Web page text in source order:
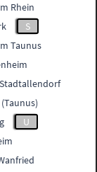
Rhein
S
Taunus
Stadtallendorf
U